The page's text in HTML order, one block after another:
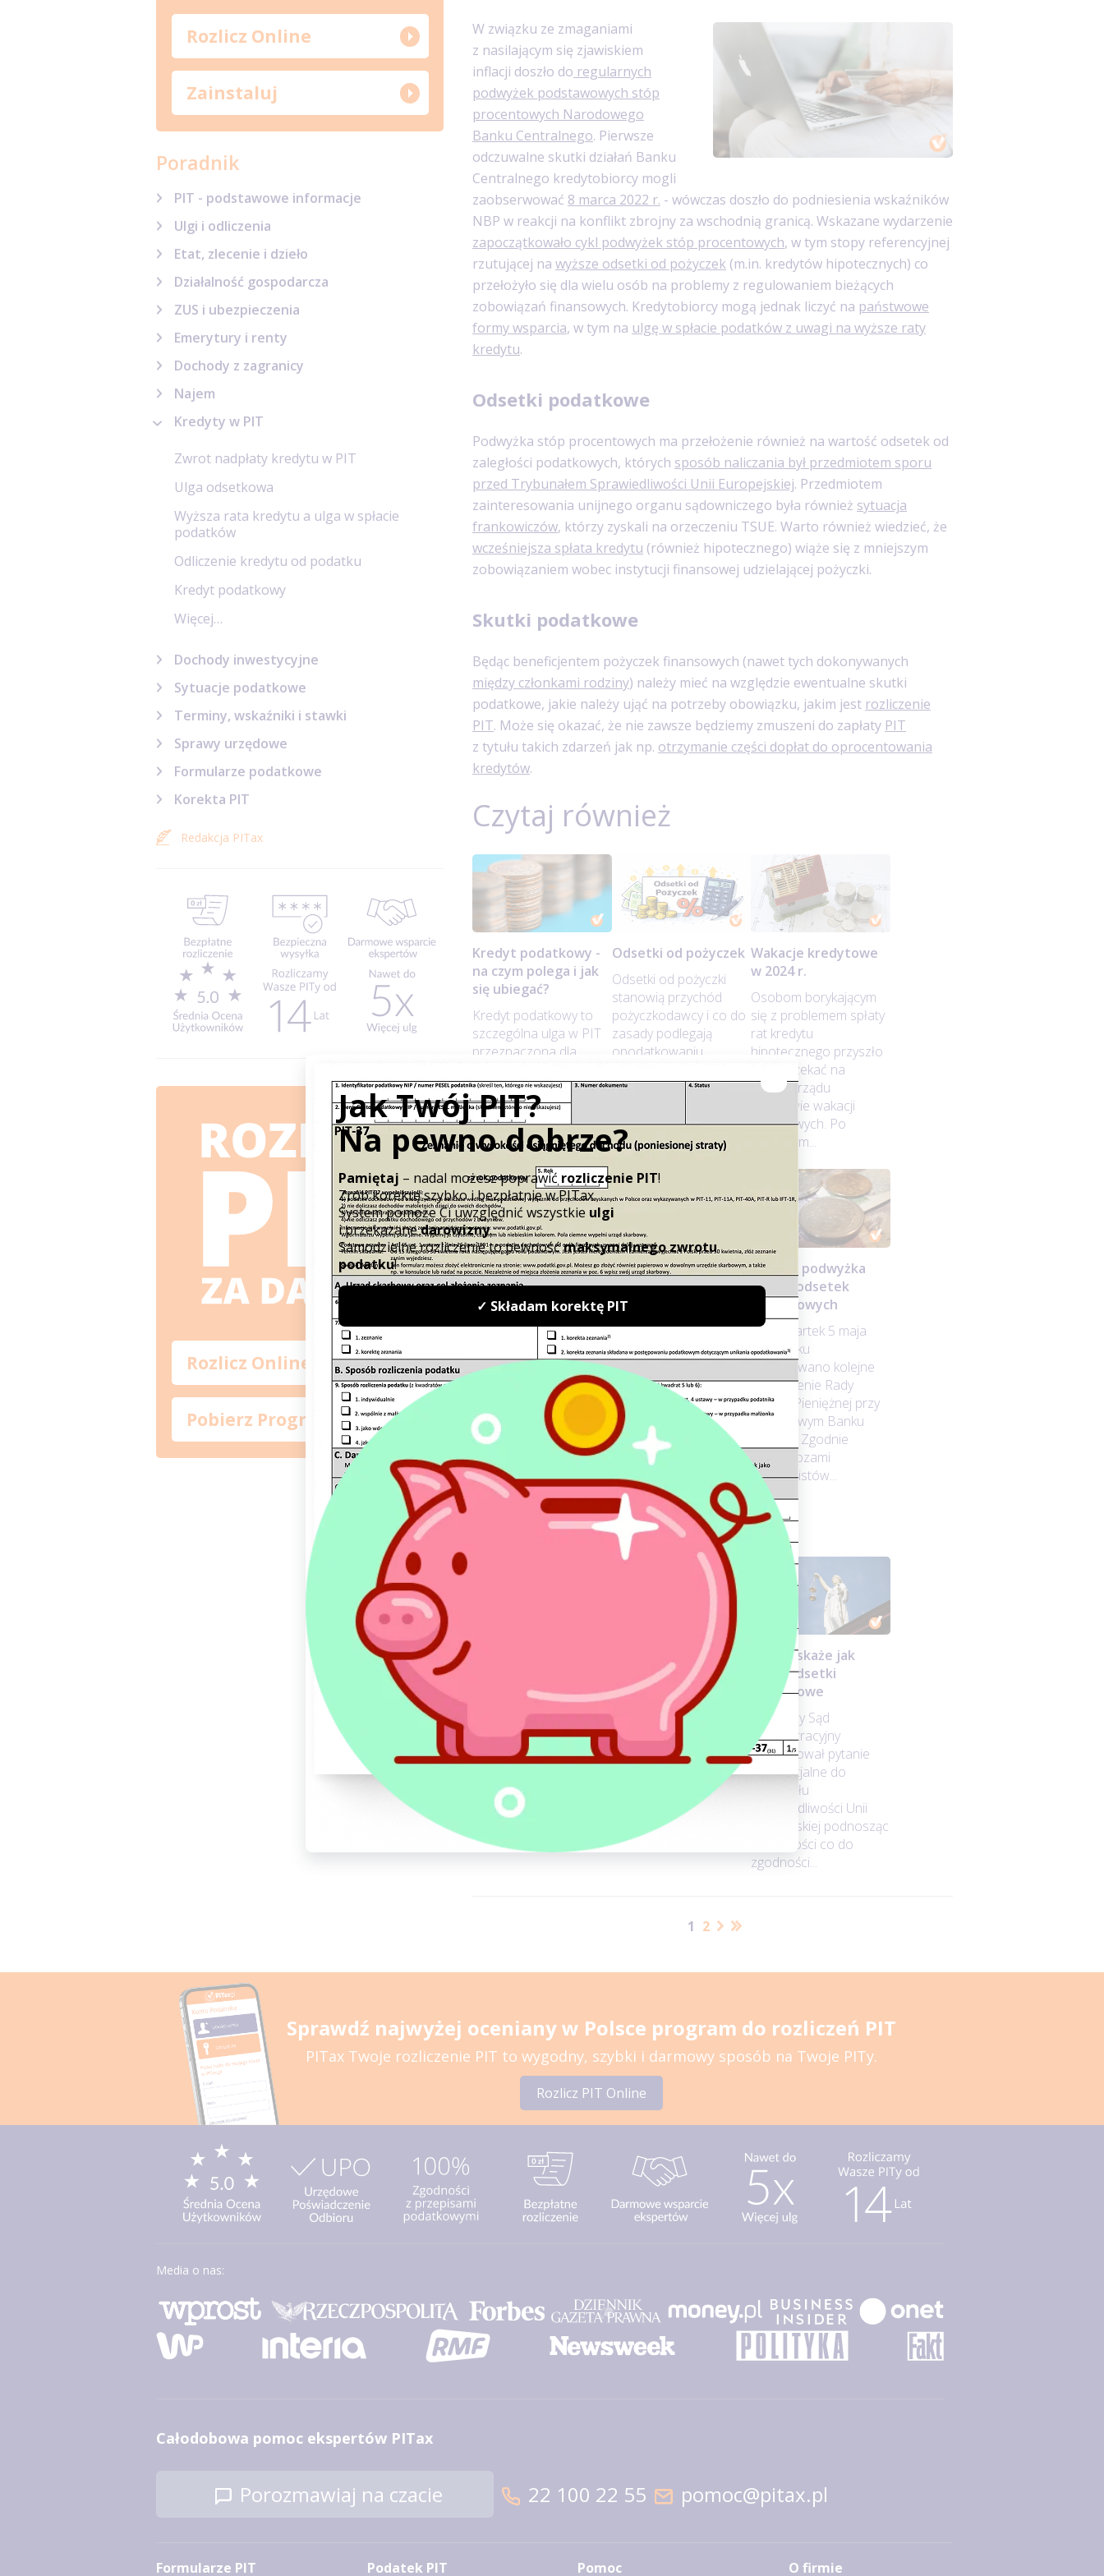
W związku ze zmaganiami
z nasilającym się zjawiskiem
inflacji doszło do regularnych
podwyżek podstawowych stóp
procentowych Narodowego
Banku Centralnego. Pierwsze
odczuwalne skutki działań Banku
Centralnego kredytobiorcy mogli
zaobserwować 8 marca 2022 r. - wówczas doszło do podniesienia wskaźników
NBP w reakcji na konflikt zbrojny za wschodnią granicą. Wskazane wydarzenie
zapoczątkowało cykl podwyżek stóp procentowych, w tym stopy referencyjnej
rzutującej na wyższe odsetki od pożyczek (m.in. kredytów hipotecznych) co
przełożyło się dla wielu osób na problemy z regulowaniem bieżących
zobowiązań finansowych. Kredytobiorcy mogą jednak liczyć na państwowe
formy wsparcia, w tym na ulgę w spłacie podatków z uwagi na wyższe raty
kredytu.
Odsetki podatkowe
Podwyżka stóp procentowych ma przełożenie również na wartość odsetek od
zaległości podatkowych, których sposób naliczania był przedmiotem sporu
przed Trybunałem Sprawiedliwości Unii Europejskiej. Przedmiotem
zainteresowania unijnego organu sądowniczego była również sytuacja
frankowiczów, którzy zyskali na orzeczeniu TSUE. Warto również wiedzieć, że
wcześniejsza spłata kredytu (również hipotecznego) wiąże się z mniejszym
zobowiązaniem wobec instytucji finansowej udzielającej pożyczki.
Skutki podatkowe
Będąc beneficjentem pożyczek finansowych (nawet tych dokonywanych
między członkami rodziny) należy mieć na względzie ewentualne skutki
podatkowe, jakie należy ująć na potrzeby obowiązku, jakim jest rozliczenie
PIT. Może się okazać, że nie zawsze będziemy zmuszeni do zapłaty PIT
z tytułu takich zdarzeń jak np. otrzymanie części dopłat do oprocentowania
kredytów.
Czytaj również
Kredyt podatkowy -
na czym polega i jak
się ubiegać?
Kredyt podatkowy to
szczególna ulga w PIT
przeznaczona dla
rozpoczynają
działalność
gospodarczą i chcą
zmniejszyć obciążenia
Odsetki od pożyczek
Odsetki od pożyczki
stanowią przychód
pożyczkodawcy i co do
zasady podlegają
opodatkowaniu.
sytuacji, takich jak
Wakacje kredytowe
w 2024 r.
Osobom borykającym
się z problemem spłaty
rat kredytu
hipotecznego przyszło
długo czekać na
decyzję rządu
w sprawie wakacji
kredytowych. Po
znacznym...
Banki i firmy
pożyczkowe mają
obowiązek zwrócić
pieniądze za
wcześniejszą spłatę
kredytu - decyzja
UOKiK
Kredytobiorcy mogą
ubiegać się o zwrot
należnej im kwoty
z tytułu
przedterminowej spłaty
kredytu bądź pożyczki.
Tak wynika ze
Dopłaty do
oprocentowania
kredytów zwolnione
z PIT
Jak poinformowało
Ministerstwo Finansów
dopłaty do
oprocentowania
kredytów bankowych
udzielanych na
zapewnienie płynności
finansowej
przedsiębiorcom...
Kolejna podwyżka
stawki odsetek
podatkowych
Na czwartek 5 maja
2022 roku
zaplanowano kolejne
posiedzenie Rady
Polityki Pieniężnej przy
Narodowym Banku
Polskim. Zgodnie
z prognozami
ekonomistów...
Ogłoszona w dniu 8
marca 2022 r.
podwyżka stóp
dopiero początek
działań ze strony Rady
W najbliższym...
Państwowe formy
wsparcia
kredytobiorców
6 kwietnia 2022 roku
doszło do historycznej
podwyżki stóp
procentowych NBP.
Aktualna wysokość
stopy referencyjnej
osiągnęła najwyższy
pułap od...
TSUE wskaże jak
liczyć odsetki
podatkowe
Naczelny Sąd
Administracyjny
sformułował pytanie
prejudycjalne do
Trybunału
Sprawiedliwości Unii
Europejskiej podnosząc
wątpliwości co do
zgodności...
1 2
Rozlicz Online
Zainstaluj
Poradnik
PIT - podstawowe informacje
Ulgi i odliczenia
Etat, zlecenie i dzieło
Działalność gospodarcza
ZUS i ubezpieczenia
Emerytury i renty
Dochody z zagranicy
Najem
Kredyty w PIT
Zwrot nadpłaty kredytu w PIT
Ulga odsetkowa
Wyższa rata kredytu a ulga w spłacie
podatków
Odliczenie kredytu od podatku
Kredyt podatkowy
Więcej…
Dochody inwestycyjne
Sytuacje podatkowe
Terminy, wskaźniki i stawki
Sprawy urzędowe
Formularze podatkowe
Korekta PIT
Redakcja PITax
Rozlicz Online
Pobierz Program
Sprawdź najwyżej oceniany w Polsce program do rozliczeń PIT
PITax Twoje rozliczenie PIT to wygodny, szybki i darmowy sposób na Twoje PITy.
Rozlicz PIT Online
Media o nas:
Całodobowa pomoc ekspertów PITax
Porozmawiaj na czacie 22 100 22 55 pomoc@pitax.pl
Formularze PIT Podatek PIT Pomoc O firmie